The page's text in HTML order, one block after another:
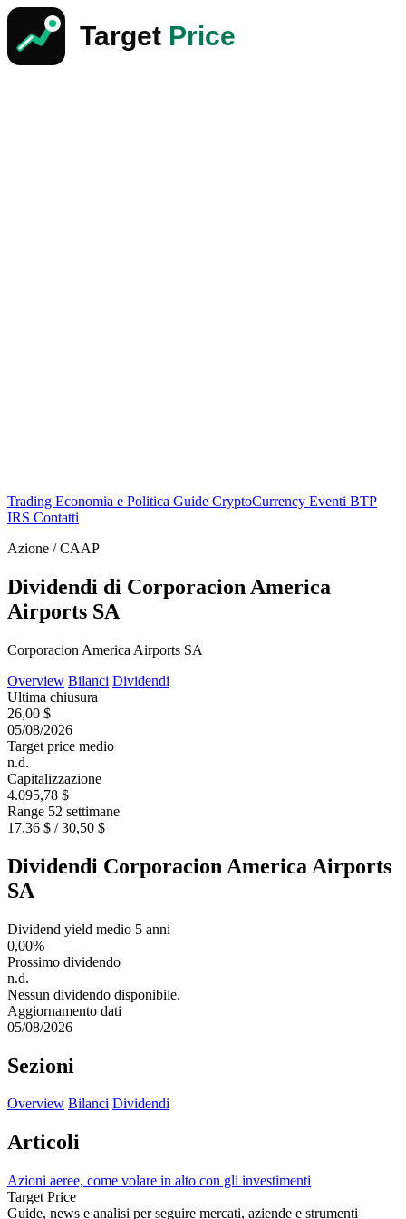
Trading Economia e Politica Guide CryptoCurrency Eventi BTP
IRS Contatti
Azione / CAAP
Dividendi di Corporacion America
Airports SA
Corporacion America Airports SA
Overview Bilanci Dividendi
Ultima chiusura
26,00 $
05/08/2026
Target price medio
n.d.
Capitalizzazione
4.095,78 $
Range 52 settimane
17,36 $ / 30,50 $
Dividendi Corporacion America Airports
SA
Dividend yield medio 5 anni
0,00%
Prossimo dividendo
n.d.
Nessun dividendo disponibile.
Aggiornamento dati
05/08/2026
Sezioni
Overview Bilanci Dividendi
Articoli
Azioni aeree, come volare in alto con gli investimenti
Target Price
Guide, news e analisi per seguire mercati, aziende e strumenti